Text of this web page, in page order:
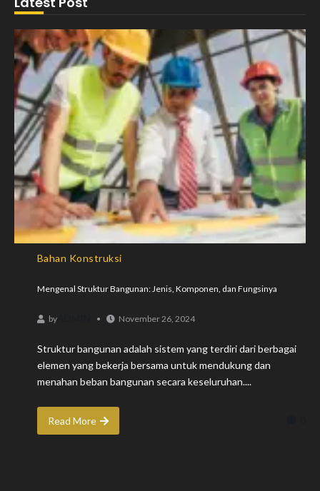
Bahan Konstruksi
Mengenal Struktur Bangunan: Jenis, Komponen, dan Fungsinya
by November 26, 2024
Struktur bangunan adalah sistem yang terdiri dari berbagai
elemen yang bekerja bersama untuk mendukung dan
menahan beban bangunan secara keseluruhan....
Read More